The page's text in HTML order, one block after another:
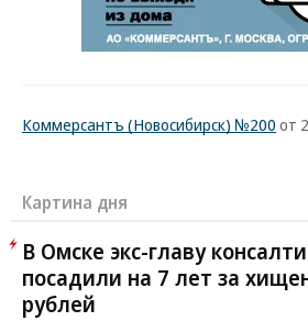
Коммерсантъ (Новосибирск) №200 от
Картина дня
В Омске экс-главу
посадили на 7 лет за
рублей